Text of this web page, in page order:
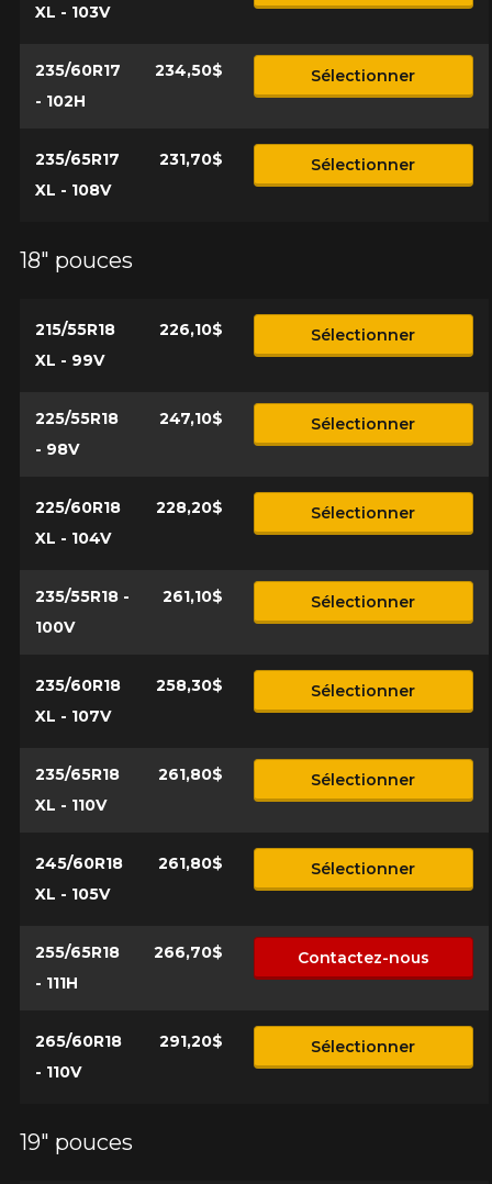
XL - 103V
235/60R17
- 102H
234,50$ Sélectionner
235/65R17
XL - 108V
231,70$ Sélectionner
18" pouces
215/55R18
XL - 99V
226,10$ Sélectionner
225/55R18
- 98V
247,10$ Sélectionner
225/60R18
XL - 104V
228,20$ Sélectionner
235/55R18 -
100V
261,10$ Sélectionner
235/60R18
XL - 107V
258,30$ Sélectionner
235/65R18
XL - 110V
261,80$ Sélectionner
245/60R18
XL - 105V
261,80$ Sélectionner
255/65R18
- 111H
266,70$ Contactez-nous
265/60R18
- 110V
291,20$ Sélectionner
19" pouces
avant de commander.